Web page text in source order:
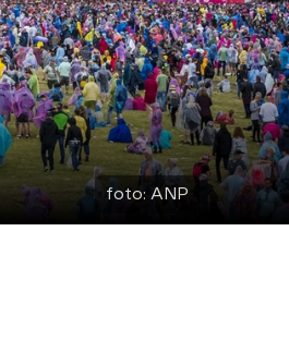
foto: ANP